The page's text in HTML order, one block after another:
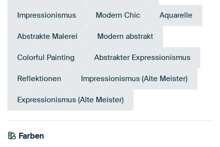
Impressionismus Modern Chic Aquarelle
Abstrakte Malerei Modern abstrakt
Colorful Painting Abstrakter Expressionismus
Reflektionen Impressionismus (Alte Meister)
Expressionismus (Alte Meister)
Farben
Blau
Taupe